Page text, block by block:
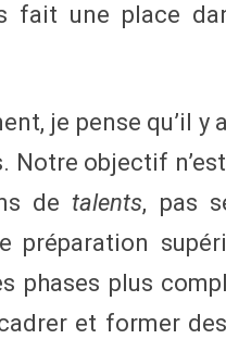
fait une place
je pense qu’il y
Notre objectif
detalents, pas
préparation
phases plus
et former